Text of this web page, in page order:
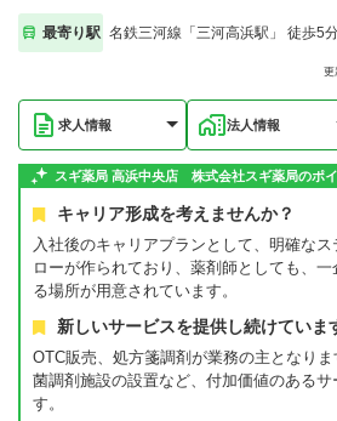
最寄り駅 名鉄三河線「三河高浜駅」 徒歩5
更
求人情報 法人情報
スギ薬局 高浜中央店 株式会社スギ薬局のポ
キャリア形成を考えませんか？
入社後のキャリアプランとして、明確な
ローが作られており、薬剤師としても、
る場所が用意されています。
新しいサービスを提供し続けていま
OTC販売、処方箋調剤が業務の主となり
菌調剤施設の設置など、付加価値のあるサ
す。